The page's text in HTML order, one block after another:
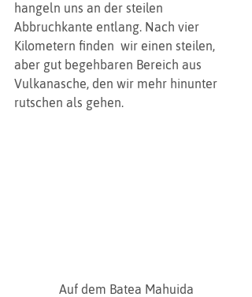
hangeln uns an der steilen
Abbruchkante entlang. Nach vier
Kilometern finden  wir einen steilen,
aber gut begehbaren Bereich aus
Vulkanasche, den wir mehr hinunter
rutschen als gehen.
Auf dem Batea Mahuida